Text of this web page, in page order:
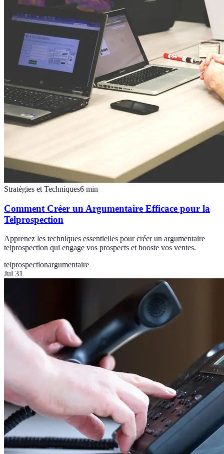
Stratégies et Techniques6 min
Comment Créer un Argumentaire Efficace pour la
Telprospection
Apprenez les techniques essentielles pour créer un argumentaire
telprospection qui engage vos prospects et booste vos ventes.
telprospectionargumentaire
Jul 31